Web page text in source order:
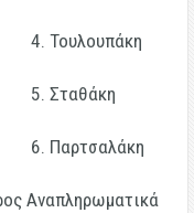
Αναπληρωματικά